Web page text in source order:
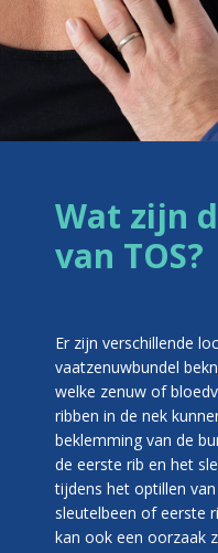
Wat zijn
van TOS?
Er zijn verschillende
vaatzenuwbundel
welke zenuw of
ribben in de nek
beklemming van de
de eerste rib en het
tijdens het optillen
sleutelbeen of eerste
kan ook een oorzaak